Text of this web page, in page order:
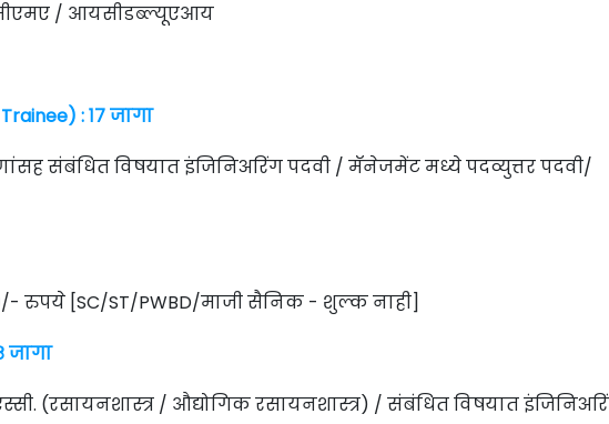
/ आयसीडब्ल्यूएआय
: १७ जागा
संबंधित विषयात इंजिनिअरिंग पदवी / मॅनेजमेंट मध्ये पदव्युत्तर पदवी/
रुपये [SC/ST/PWBD/माजी सैनिक - शुल्क नाही]
जागा
(रसायनशास्त्र / औद्योगिक रसायनशास्त्र) / संबंधित विषयात